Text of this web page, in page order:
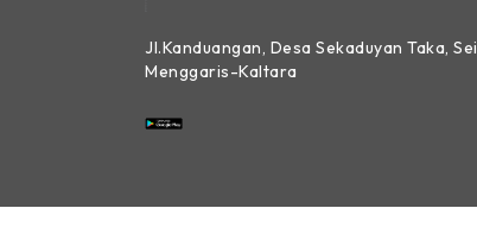
Jl.Kanduangan, Desa Sekaduyan Taka, Sei
Menggaris-Kaltara